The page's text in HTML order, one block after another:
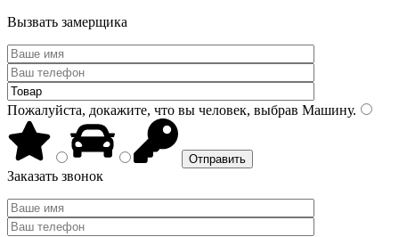
Вызвать замерщика
Пожалуйста, докажите, что вы человек, выбрав Машину.
Заказать звонок